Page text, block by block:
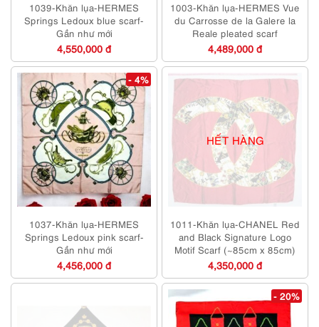
1039-Khăn lụa-HERMES
Springs Ledoux blue scarf-
Gần như mới
4,550,000 đ
1003-Khăn lụa-HERMES Vue
du Carrosse de la Galere la
Reale pleated scarf
4,489,000 đ
- 4%
1037-Khăn lụa-HERMES
Springs Ledoux pink scarf-
Gần như mới
4,456,000 đ
HẾT HÀNG
1011-Khăn lụa-CHANEL Red
and Black Signature Logo
Motif Scarf (~85cm x 85cm)
4,350,000 đ
- 20%